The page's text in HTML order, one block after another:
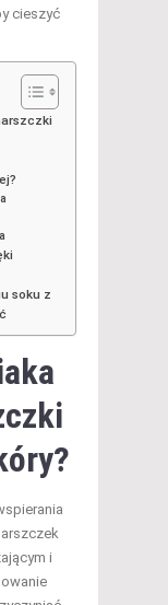
cieszyć
soku z
?
i